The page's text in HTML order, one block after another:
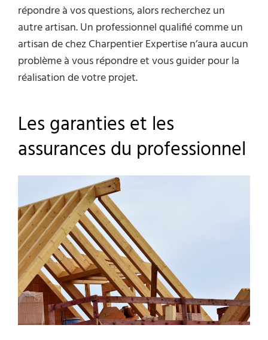
répondre à vos questions, alors recherchez un
autre artisan. Un professionnel qualifié comme un
artisan de chezCharpentier Expertisen’aura aucun
problème à vous répondre et vous guider pour la
réalisation de votre projet.
Les garanties et les
assurances du professionnel